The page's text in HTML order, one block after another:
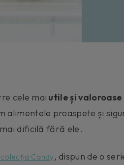
cele mai utile și
proaspete și
dificilă fără ele.
colecția Candy, dispun de o